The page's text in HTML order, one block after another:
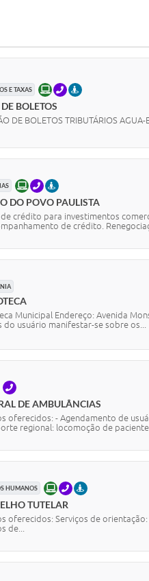
E TAXAS ONLINETELEFONEPRESENCIAL
BOLETOS
DE BOLETOS TRIBUTÁRIOS
ONLINETELEFONEPRESENCIAL
DO POVO PAULISTA
de crédito para investimentos
de crédito.
Municipal Endereço: Avenida
do usuário manifestar-se sobre os...
TELEFONE
DE AMBULÂNCIAS
oferecidos: - Agendamento de
regional: locomoção de
HUMANOS ONLINETELEFONEPRESENCIAL
TUTELAR
oferecidos: Serviços de
de...